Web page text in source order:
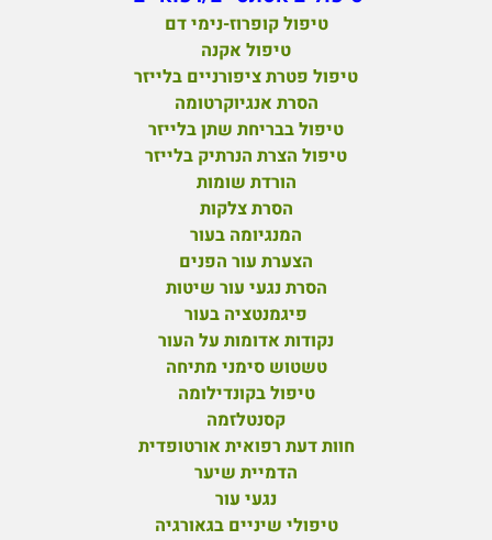
טיפול קופרוז-נימי דם
טיפול אקנה
טיפול פטרת ציפורניים בלייזר
הסרת אנגיוקרטומה
טיפול בבריחת שתן בלייזר
טיפול הצרת הנרתיק בלייזר
הורדת שומות
הסרת צלקות
המנגיומה בעור
הצערת עור הפנים
הסרת נגעי עור שיטות
פיגמנטציה בעור
נקודות אדומות על העור
טשטוש סימני מתיחה
טיפול בקונדילומה
קסנטלזמה
חוות דעת רפואית אורטופדית
הדמיית שיער
נגעי עור
טיפולי שיניים בגאורגיה